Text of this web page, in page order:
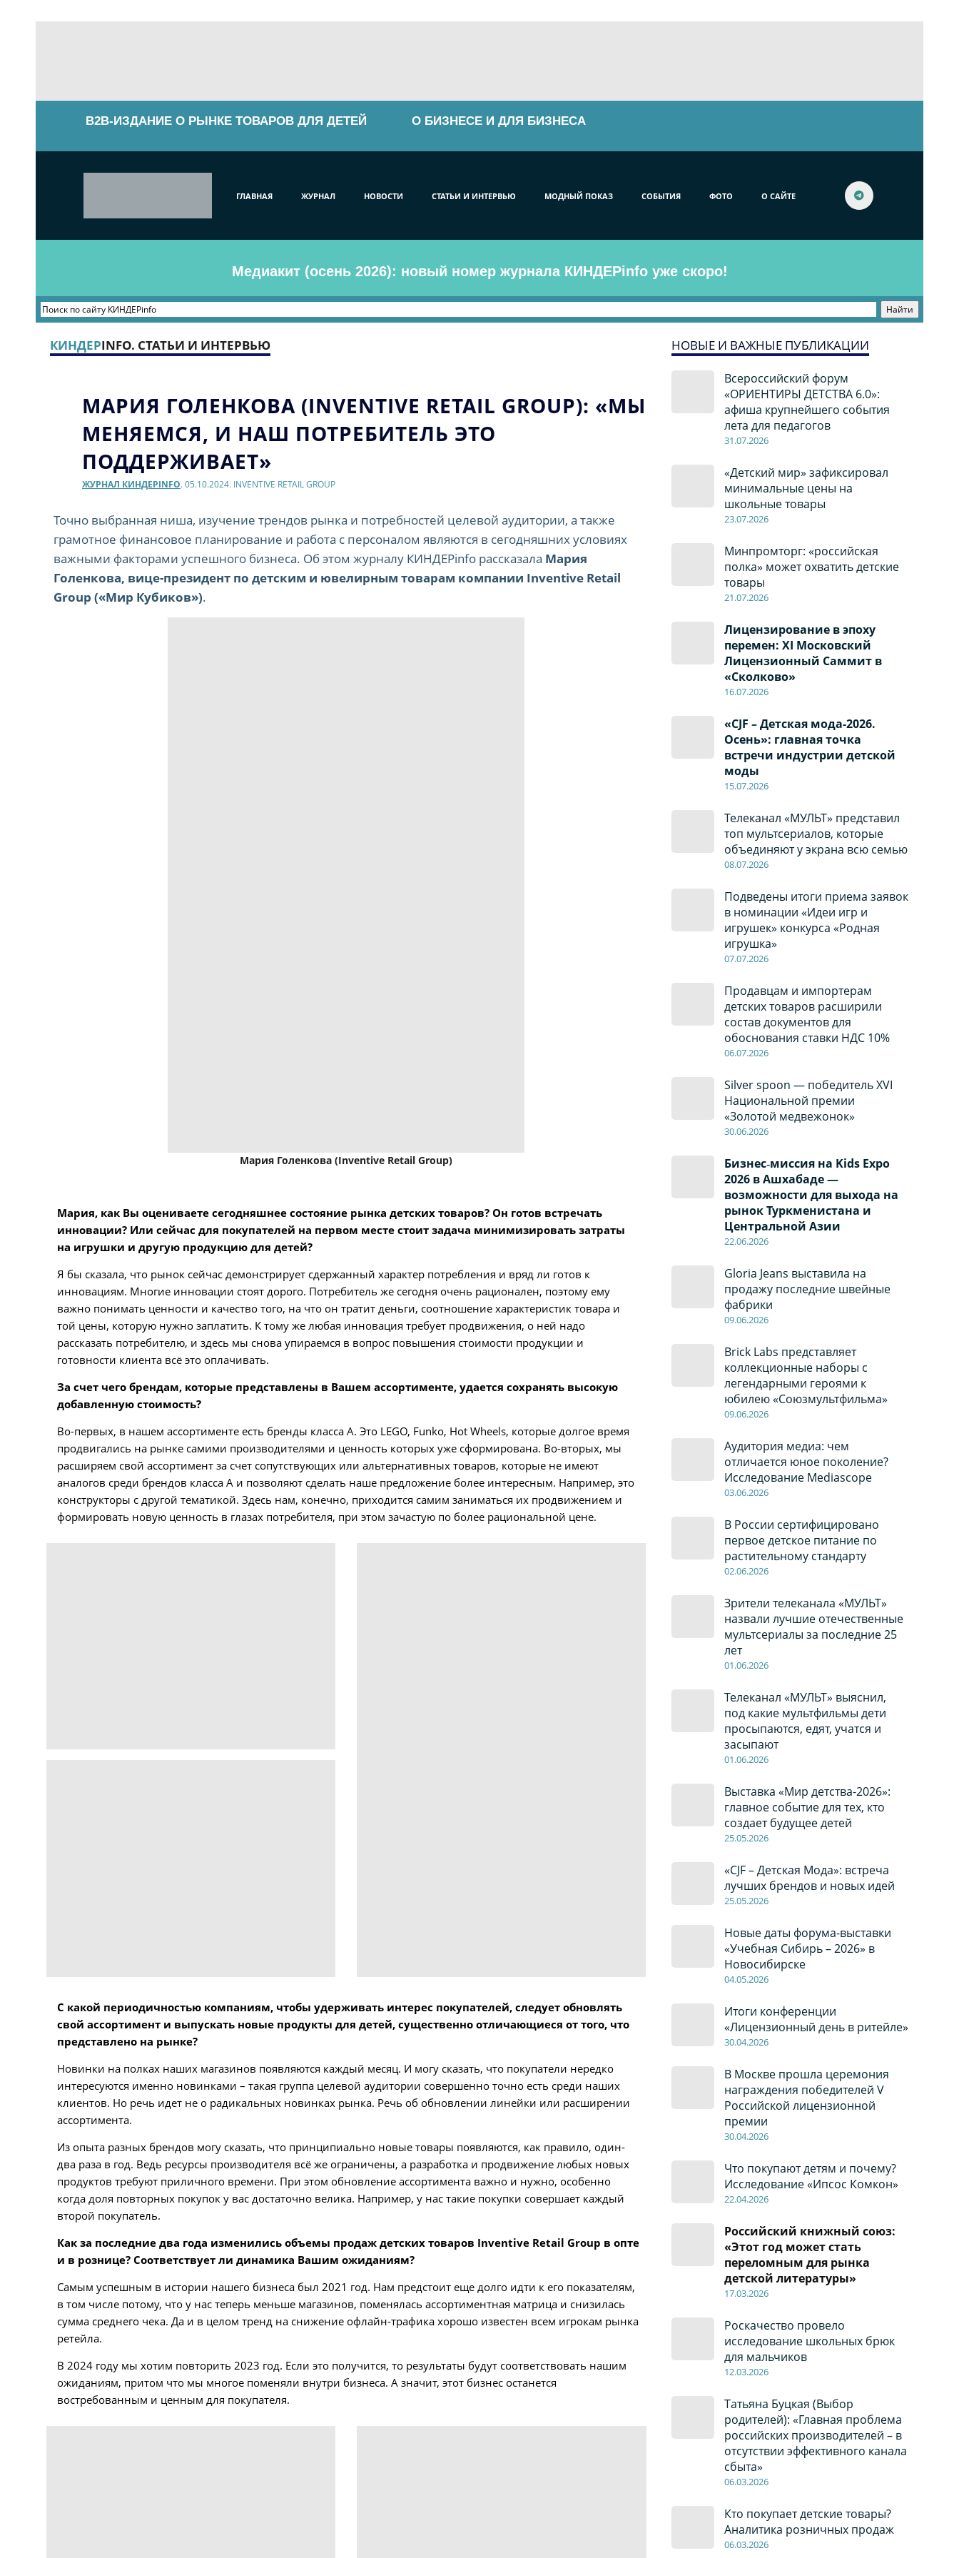
B2B-ИЗДАНИЕ О РЫНКЕ ТОВАРОВ ДЛЯ ДЕТЕЙ О БИЗНЕСЕ И ДЛЯ БИЗНЕСА
ГЛАВНАЯ ЖУРНАЛ НОВОСТИ СТАТЬИ И ИНТЕРВЬЮ МОДНЫЙ ПОКАЗ СОБЫТИЯ ФОТО О САЙТЕ
Медиакит (осень 2026): новый номер журнала КИНДЕРinfo уже скоро!
НОВЫЕ И ВАЖНЫЕ ПУБЛИКАЦИИ
Всероссийский форум
«ОРИЕНТИРЫ ДЕТСТВА 6.0»:
афиша крупнейшего события
лета для педагогов
31.07.2026
«Детский мир» зафиксировал
минимальные цены на
школьные товары
23.07.2026
Минпромторг: «российская
полка» может охватить детские
товары
21.07.2026
Лицензирование в эпоху
перемен: XI Московский
Лицензионный Саммит в
«Сколково»
16.07.2026
«CJF – Детская мода-2026.
Осень»: главная точка
встречи индустрии детской
моды
15.07.2026
Телеканал «МУЛЬТ» представил
топ мультсериалов, которые
объединяют у экрана всю семью
08.07.2026
Подведены итоги приема заявок
в номинации «Идеи игр и
игрушек» конкурса «Родная
игрушка»
07.07.2026
Продавцам и импортерам
детских товаров расширили
состав документов для
обоснования ставки НДС 10%
06.07.2026
Silver spoon — победитель XVI
Национальной премии
«Золотой медвежонок»
30.06.2026
Бизнес‑миссия на Kids Expo
2026 в Ашхабаде —
возможности для выхода на
рынок Туркменистана и
Центральной Азии
22.06.2026
Gloria Jeans выставила на
продажу последние швейные
фабрики
09.06.2026
Brick Labs представляет
коллекционные наборы с
легендарными героями к
юбилею «Союзмультфильма»
09.06.2026
Аудитория медиа: чем
отличается юное поколение?
Исследование Mediascope
03.06.2026
В России сертифицировано
первое детское питание по
растительному стандарту
02.06.2026
Зрители телеканала «МУЛЬТ»
назвали лучшие отечественные
мультсериалы за последние 25
лет
01.06.2026
Телеканал «МУЛЬТ» выяснил,
под какие мультфильмы дети
просыпаются, едят, учатся и
засыпают
01.06.2026
Выставка «Мир детства-2026»:
главное событие для тех, кто
создает будущее детей
25.05.2026
«CJF – Детская Мода»: встреча
лучших брендов и новых идей
25.05.2026
Новые даты форума-выставки
«Учебная Сибирь – 2026» в
Новосибирске
04.05.2026
Итоги конференции
«Лицензионный день в ритейле»
30.04.2026
В Москве прошла церемония
награждения победителей V
Российской лицензионной
премии
30.04.2026
Что покупают детям и почему?
Исследование «Ипсос Комкон»
22.04.2026
Российский книжный союз:
«Этот год может стать
переломным для рынка
детской литературы»
17.03.2026
Роскачество провело
исследование школьных брюк
для мальчиков
12.03.2026
Татьяна Буцкая (Выбор
родителей): «Главная проблема
российских производителей – в
отсутствии эффективного канала
сбыта»
06.03.2026
Кто покупает детские товары?
Аналитика розничных продаж
06.03.2026
КИНДЕРINFO. СТАТЬИ И ИНТЕРВЬЮ
МАРИЯ ГОЛЕНКОВА (INVENTIVE RETAIL GROUP): «МЫ
МЕНЯЕМСЯ, И НАШ ПОТРЕБИТЕЛЬ ЭТО
ПОДДЕРЖИВАЕТ»
ЖУРНАЛ КИНДЕРINFO. 05.10.2024. INVENTIVE RETAIL GROUP
Точно выбранная ниша, изучение трендов рынка и потребностей целевой аудитории, а также
грамотное финансовое планирование и работа с персоналом являются в сегодняшних условиях
важными факторами успешного бизнеса. Об этом журналу КИНДЕРinfo рассказала Мария
Голенкова, вице-президент по детским и ювелирным товарам компании Inventive Retail
Group («Мир Кубиков»).
Мария Голенкова (Inventive Retail Group)
Мария, как Вы оцениваете сегодняшнее состояние рынка детских товаров? Он готов встречать
инновации? Или сейчас для покупателей на первом месте стоит задача минимизировать затраты
на игрушки и другую продукцию для детей?
Я бы сказала, что рынок сейчас демонстрирует сдержанный характер потребления и вряд ли готов к
инновациям. Многие инновации стоят дорого. Потребитель же сегодня очень рационален, поэтому ему
важно понимать ценности и качество того, на что он тратит деньги, соотношение характеристик товара и
той цены, которую нужно заплатить. К тому же любая инновация требует продвижения, о ней надо
рассказать потребителю, и здесь мы снова упираемся в вопрос повышения стоимости продукции и
готовности клиента всё это оплачивать.
За счет чего брендам, которые представлены в Вашем ассортименте, удается сохранять высокую
добавленную стоимость?
Во-первых, в нашем ассортименте есть бренды класса А. Это LEGO, Funko, Hot Wheels, которые долгое время
продвигались на рынке самими производителями и ценность которых уже сформирована. Во-вторых, мы
расширяем свой ассортимент за счет сопутствующих или альтернативных товаров, которые не имеют
аналогов среди брендов класса А и позволяют сделать наше предложение более интересным. Например, это
конструкторы с другой тематикой. Здесь нам, конечно, приходится самим заниматься их продвижением и
формировать новую ценность в глазах потребителя, при этом зачастую по более рациональной цене.
С какой периодичностью компаниям, чтобы удерживать интерес покупателей, следует обновлять
свой ассортимент и выпускать новые продукты для детей, существенно отличающиеся от того, что
представлено на рынке?
Новинки на полках наших магазинов появляются каждый месяц. И могу сказать, что покупатели нередко
интересуются именно новинками – такая группа целевой аудитории совершенно точно есть среди наших
клиентов. Но речь идет не о радикальных новинках рынка. Речь об обновлении линейки или расширении
ассортимента.
Из опыта разных брендов могу сказать, что принципиально новые товары появляются, как правило, один-
два раза в год. Ведь ресурсы производителя всё же ограничены, а разработка и продвижение любых новых
продуктов требуют приличного времени. При этом обновление ассортимента важно и нужно, особенно
когда доля повторных покупок у вас достаточно велика. Например, у нас такие покупки совершает каждый
второй покупатель.
Как за последние два года изменились объемы продаж детских товаров Inventive Retail Group в опте
и в рознице? Соответствует ли динамика Вашим ожиданиям?
Самым успешным в истории нашего бизнеса был 2021 год. Нам предстоит еще долго идти к его показателям,
в том числе потому, что у нас теперь меньше магазинов, поменялась ассортиментная матрица и снизилась
сумма среднего чека. Да и в целом тренд на снижение офлайн-трафика хорошо известен всем игрокам рынка
ретейла.
В 2024 году мы хотим повторить 2023 год. Если это получится, то результаты будут соответствовать нашим
ожиданиям, притом что мы многое поменяли внутри бизнеса. А значит, этот бизнес останется
востребованным и ценным для покупателя.